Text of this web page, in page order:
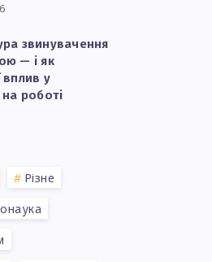
звинувачення
— і як
вплив у
на роботі
Різне